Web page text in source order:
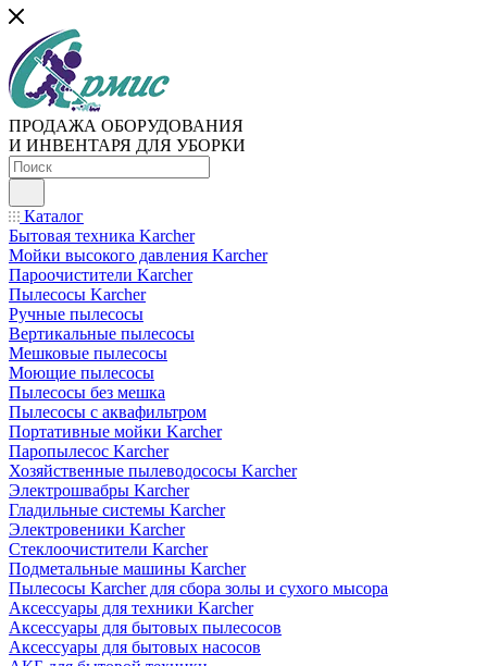
ПРОДАЖА ОБОРУДОВАНИЯ
И ИНВЕНТАРЯ ДЛЯ УБОРКИ
Каталог
Бытовая техника Karcher
Мойки высокого давления Karcher
Пароочистители Karcher
Пылесосы Karcher
Ручные пылесосы
Вертикальные пылесосы
Мешковые пылесосы
Моющие пылесосы
Пылесосы без мешка
Пылесосы с аквафильтром
Портативные мойки Karcher
Паропылесос Karcher
Хозяйственные пылеводососы Karcher
Электрошвабры Karcher
Гладильные системы Karcher
Электровеники Karcher
Стеклоочистители Karcher
Подметальные машины Karcher
Пылесосы Karcher для сбора золы и сухого мысора
Аксессуары для техники Karcher
Аксессуары для бытовых пылесосов
Аксессуары для бытовых насосов